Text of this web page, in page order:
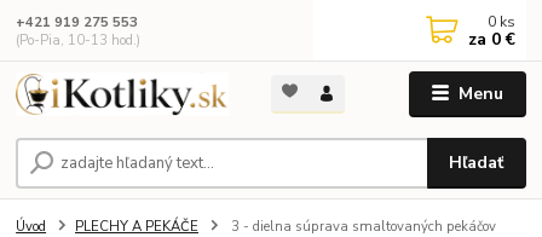
Menu
Hľadať
+421 919 275 553
(Po-Pia, 10-13 hod.)
0 ks
za 0 €
Úvod PLECHY A PEKÁČE 3 - dielna súprava smaltovaných pekáčov